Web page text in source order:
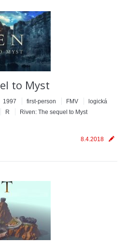
to Myst
1997 first-person FMV
logická
R
Riven: The sequel to Myst
8.4.2018